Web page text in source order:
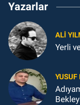
Yazarlar
ALI
Yerli
YUSUF